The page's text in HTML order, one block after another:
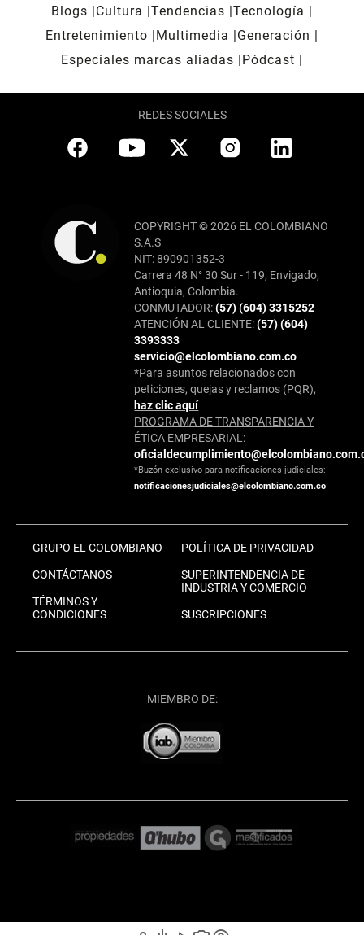
Blogs
Cultura Tendencias Tecnología
Entretenimiento
Multimedia
Generación
Especiales marcas aliadas
Pódcast
REDES SOCIALES
COPYRIGHT © 2026 EL COLOMBIANO
S.A.S
NIT: 890901352-3
Carrera 48 N° 30 Sur - 119, Envigado,
Antioquia, Colombia.
CONMUTADOR:(57) (604) 3315252
ATENCIÓN AL CLIENTE:(57) (604)
3393333
servicio@elcolombiano.com.co
*Para asuntos relacionados con
peticiones, quejas y reclamos (PQR),
haz clic aquí
PROGRAMA DE TRANSPARENCIA Y
ÉTICA EMPRESARIAL:
*Buzón exclusivo para notificaciones judiciales:
notificacionesjudiciales@elcolombiano.com.co
GRUPO EL COLOMBIANO
CONTÁCTANOS
TÉRMINOS Y
CONDICIONES
POLÍTICA DE PRIVACIDAD
SUPERINTENDENCIA DE
INDUSTRIA Y COMERCIO
SUSCRIPCIONES
MIEMBRO DE: